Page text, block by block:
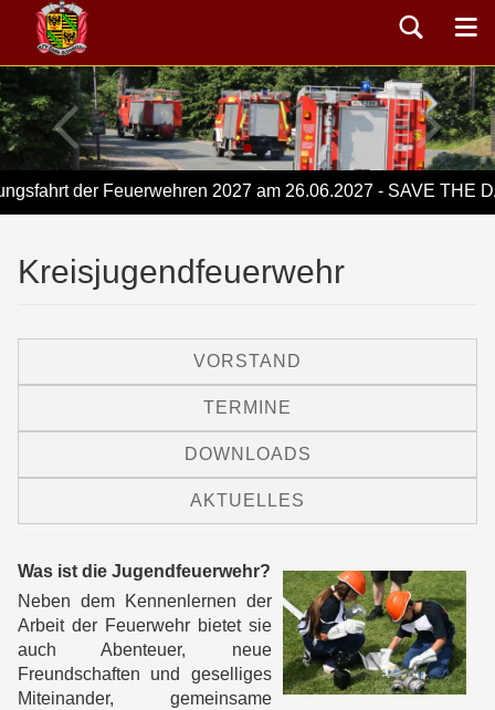
der Feuerwehren 2027 am 26.06.2027 - SAVE THE
Kreisjugendfeuerwehr
VORSTAND
TERMINE
DOWNLOADS
AKTUELLES
Was ist die Jugendfeuerwehr?
Neben dem Kennenlernen der
Arbeit der Feuerwehr bietet sie
auch Abenteuer, neue
Freundschaften und geselliges
Miteinander, gemeinsame